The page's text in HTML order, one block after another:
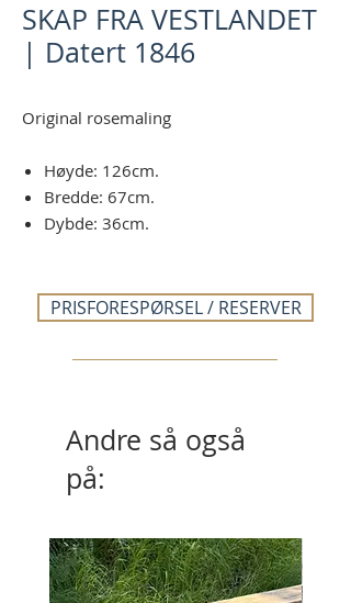
SKAP FRA VESTLANDET
| Datert 1846
Original rosemaling
Høyde: 126cm.
Bredde: 67cm.
Dybde: 36cm.
PRISFORESPØRSEL / RESERVER
Andre så også
på: